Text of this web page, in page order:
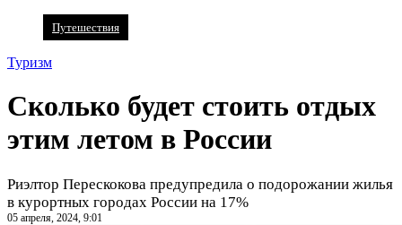
Путешествия
Туризм
Сколько будет стоить отдых
этим летом в России
Риэлтор Перескокова предупредила о подорожании жилья
в курортных городах России на 17%
05 апреля, 2024, 9:01